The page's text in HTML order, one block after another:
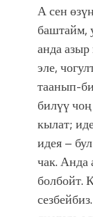
А сен
баштайм,
анда
эле,
таанып-
билүү
кылат;
идея –
чак. Анда
болбойт.